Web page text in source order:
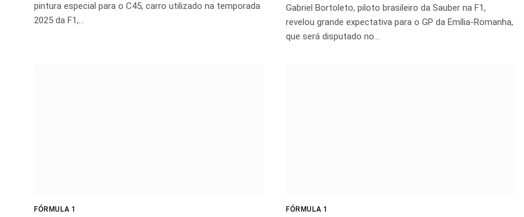
pintura especial para o C45, carro utilizado na temporada
2025 da F1,…
Gabriel Bortoleto, piloto brasileiro da Sauber na F1,
revelou grande expectativa para o GP da Emília-Romanha,
que será disputado no…
FÓRMULA 1 FÓRMULA 1